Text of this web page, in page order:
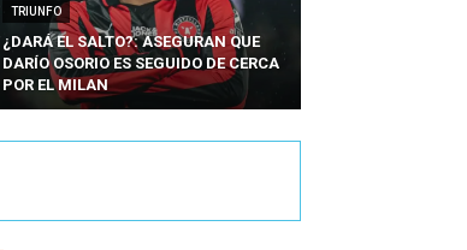
TRIUNFO
¿DARÁ EL SALTO?: ASEGURAN QUE
DARÍO OSORIO ES SEGUIDO DE CERCA
POR EL MILAN